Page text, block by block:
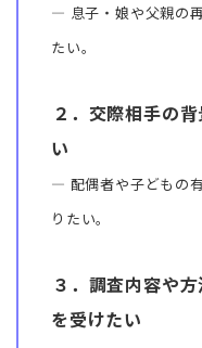
― 息子・娘や父親の
たい。
２．交際相手の
い
― 配偶者や子どもの
りたい。
３．調査内容や
を受けたい